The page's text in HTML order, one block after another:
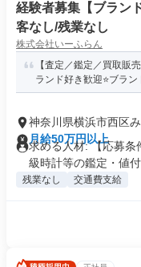
経験者募集【ブラン
客なし/残業なし
株式会社いーふらん
【査定／鑑定／買取販
ランド好き歓迎⭐ブラン
神奈川県横浜市西区
月給50万円以上
求める人材: 【応募
級時計等の鑑定・値付
残業なし 交通費支給